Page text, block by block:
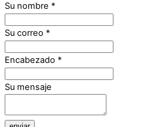
Su nombre *
Su correo *
Encabezado *
Su mensaje